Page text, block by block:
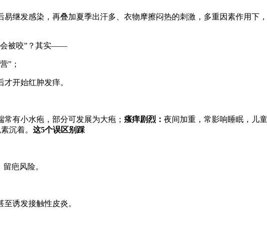
易继发感染，再叠加夏季出汗多、衣物摩擦闷热的刺激，多重因素作用下
被咬”？其实——
”；
开始红肿发痒。
有小水疱，部分可发展为大疱； 瘙痒剧烈： 夜间加重，常影响睡眠，儿
沉着。 这5个误区别踩
疤风险。
诱发接触性皮炎。